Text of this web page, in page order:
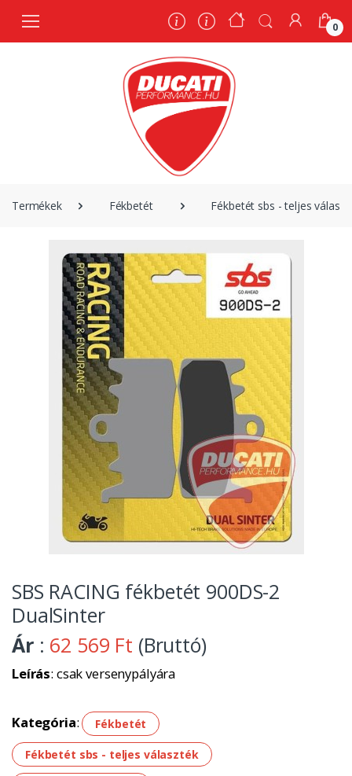
0
Termékek Fékbetét Fékbetét sbs - teljes
SBS RACING fékbetét 900DS-2
DualSinter
Ár : 62 569 Ft (Bruttó)
Leírás: csak versenypályára
Kategória: Fékbetét
Fékbetét sbs - teljes választék
0